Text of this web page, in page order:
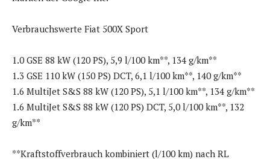
Verbrauchswerte Fiat 500X Sport
1.0 GSE 88 kW (120 PS), 5,9 l/100 km**, 134 g/km**
1.3 GSE 110 kW (150 PS) DCT, 6,1 l/100 km**, 140 g/km**
1.6 MultiJet S&S 88 kW (120 PS), 5,1 l/100 km**, 134 g/km**
1.6 MultiJet S&S 88 kW (120 PS) DCT, 5,0 l/100 km**, 132
g/km**
**Kraftstoffverbrauch kombiniert (l/100 km) nach RL